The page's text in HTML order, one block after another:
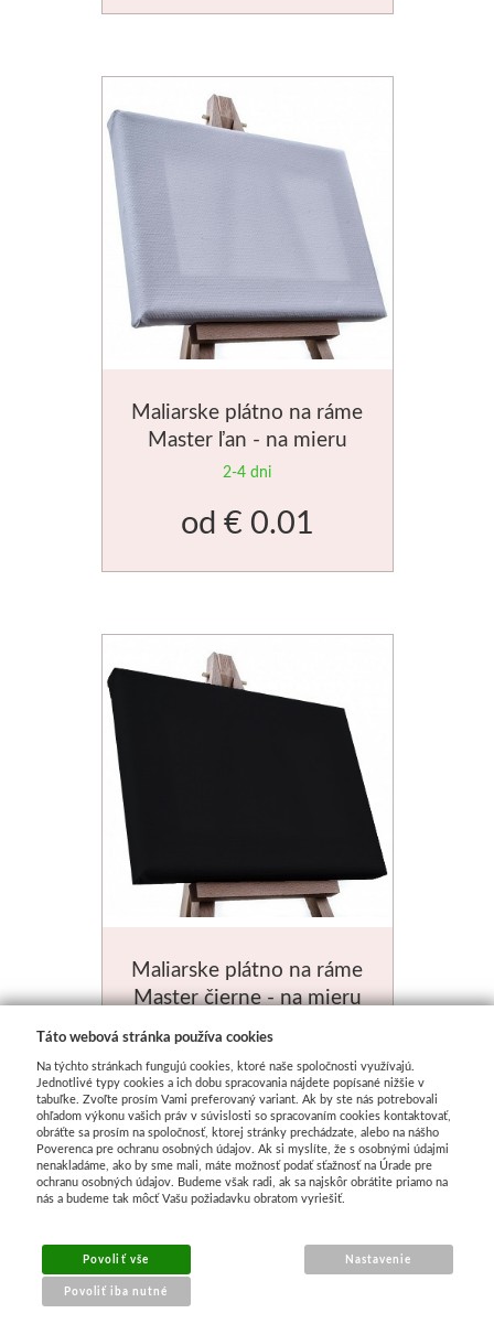
Maliarske plátno na ráme
Master ľan - na mieru
2-4 dni
od € 0.01
Maliarske plátno na ráme
Master čierne - na mieru
2-4 dni
od€ 0.00
Táto webová stránka používa cookies
Na týchto stránkach fungujú cookies, ktoré naše spoločnosti využívajú.
Jednotlivé typy cookies a ich dobu spracovania nájdete popísané nižšie v
tabuľke. Zvoľte prosím Vami preferovaný variant. Ak by ste nás potrebovali
ohľadom výkonu vašich práv v súvislosti so spracovaním cookies kontaktovať,
obráťte sa prosím na spoločnosť, ktorej stránky prechádzate, alebo na nášho
Poverenca pre ochranu osobných údajov. Ak si myslíte, že s osobnými údajmi
nenakladáme, ako by sme mali, máte možnosť podať sťažnosť na Úrade pre
ochranu osobných údajov. Budeme však radi, ak sa najskôr obrátite priamo na
nás a budeme tak môcť Vašu požiadavku obratom vyriešiť.
Povoliť vše
Povoliť iba nutné
Nastavenie